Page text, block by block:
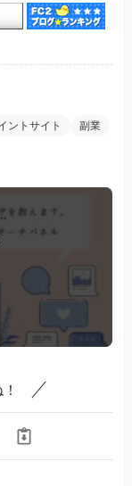
ントサイト
副業